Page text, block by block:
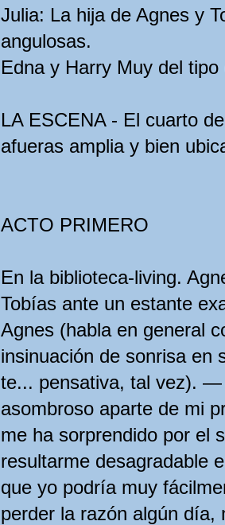
Julia: La hija de Agnes y
angulosas.
Edna y Harry Muy del
LA ESCENA - El cuarto
afueras amplia y bien
ACTO PRIMERO
En la biblioteca-living.
Tobías ante un estante
Agnes (habla en general
insinuación de sonrisa
te... pensativa, tal vez).
asombroso aparte de mi
me ha sorprendido por el
resultarme desagradable
que yo podría muy
perder la razón algún día,